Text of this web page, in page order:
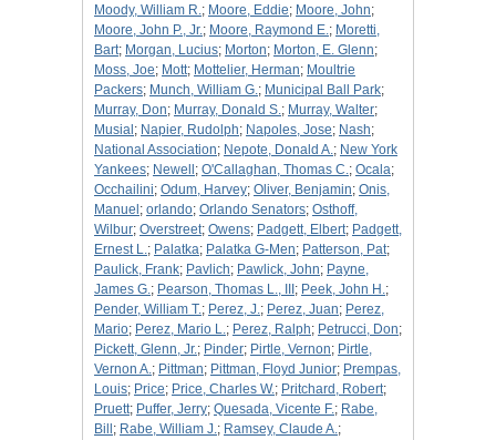
Moody, William R.; Moore, Eddie; Moore, John;
Moore, John P., Jr.; Moore, Raymond E.; Moretti,
Bart; Morgan, Lucius; Morton; Morton, E. Glenn;
Moss, Joe; Mott; Mottelier, Herman; Moultrie
Packers; Munch, William G.; Municipal Ball Park;
Murray, Don; Murray, Donald S.; Murray, Walter;
Musial ; Napier, Rudolph; Napoles, Jose; Nash;
National Association; Nepote, Donald A.; New York
Yankees; Newell ; O'Callaghan, Thomas C.; Ocala;
Occhailini; Odum, Harvey; Oliver, Benjamin; Onis,
Manuel ; orlando; Orlando Senators; Osthoff,
Wilbur; Overstreet; Owens; Padgett, Elbert; Padgett,
Ernest L.; Palatka; Palatka G-Men; Patterson, Pat;
Paulick, Frank; Pavlich; Pawlick, John; Payne,
James G.; Pearson, Thomas L., III ; Peek, John H.;
Pender, William T.; Perez, J.; Perez, Juan; Perez,
Mario; Perez, Mario L.; Perez, Ralph; Petrucci, Don;
Pickett, Glenn, Jr.; Pinder; Pirtle, Vernon; Pirtle,
Vernon A.; Pittman; Pittman, Floyd Junior; Prempas,
Louis; Price; Price, Charles W.; Pritchard, Robert;
Pruett; Puffer, Jerry; Quesada, Vicente F.; Rabe,
Bill ; Rabe, William J.; Ramsey, Claude A.;